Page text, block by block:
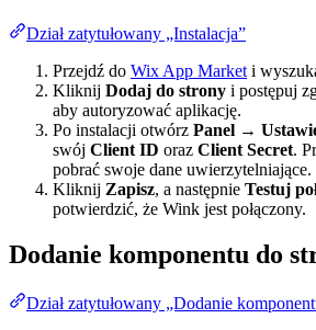
Dział zatytułowany „Instalacja”
Przejdź do Wix App Market i
Kliknij Dodaj do strony i postępuj
aby autoryzować aplikację.
Po instalacji otwórz Panel →
swój Client ID oraz Client Secret.
pobrać swoje dane uwierzytelniające.
Kliknij Zapisz, a następnie Testuj
potwierdzić, że Wink jest połączony.
Dodanie komponentu do
Dział zatytułowany „Dodanie